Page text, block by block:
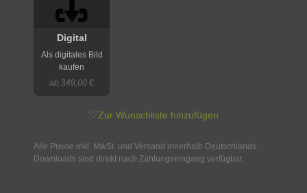
Digital
Als digitales Bild
kaufen
ab 349,00 €
♡Zur Wunschliste hinzufügen
Alle Preise inkl. MwSt. und Versand innerhalb Deutschlands.
Downloads sind direkt nach Zahlungseingang verfügbar.